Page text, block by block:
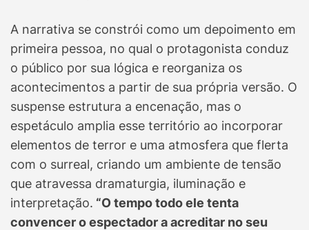
A narrativa se constrói como um depoimento em
primeira pessoa, no qual o protagonista conduz
o público por sua lógica e reorganiza os
acontecimentos a partir de sua própria versão. O
suspense estrutura a encenação, mas o
espetáculo amplia esse território ao incorporar
elementos de terror e uma atmosfera que flerta
com o surreal, criando um ambiente de tensão
que atravessa dramaturgia, iluminação e
interpretação. “O tempo todo ele tenta
convencer o espectador a acreditar no seu